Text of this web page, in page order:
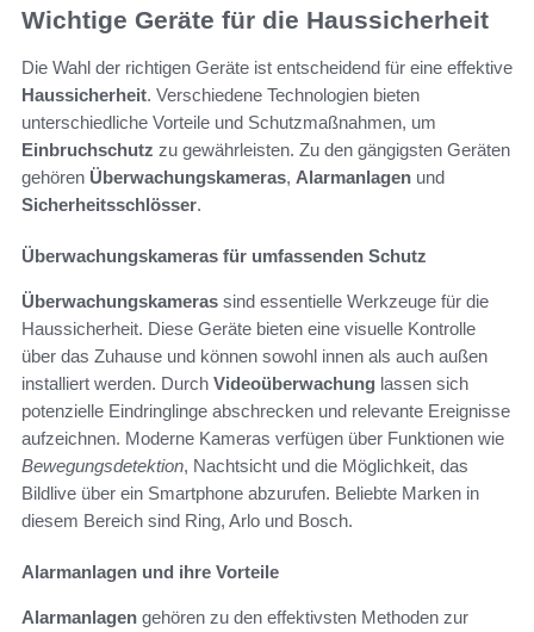
Wichtige Geräte für die Haussicherheit
Die Wahl der richtigen Geräte ist entscheidend für eine effektive
Haussicherheit. Verschiedene Technologien bieten
unterschiedliche Vorteile und Schutzmaßnahmen, um
Einbruchschutz zu gewährleisten. Zu den gängigsten Geräten
gehören Überwachungskameras, Alarmanlagen und
Sicherheitsschlösser.
Überwachungskameras für umfassenden Schutz
Überwachungskameras sind essentielle Werkzeuge für die
Haussicherheit. Diese Geräte bieten eine visuelle Kontrolle
über das Zuhause und können sowohl innen als auch außen
installiert werden. Durch Videoüberwachung lassen sich
potenzielle Eindringlinge abschrecken und relevante Ereignisse
aufzeichnen. Moderne Kameras verfügen über Funktionen wie
Bewegungsdetektion, Nachtsicht und die Möglichkeit, das
Bildlive über ein Smartphone abzurufen. Beliebte Marken in
diesem Bereich sind Ring, Arlo und Bosch.
Alarmanlagen und ihre Vorteile
Alarmanlagen gehören zu den effektivsten Methoden zur